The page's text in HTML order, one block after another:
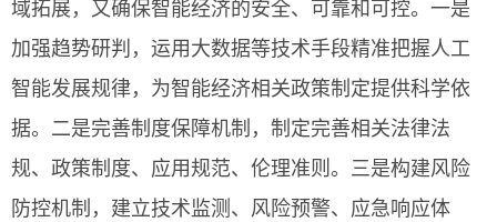
域拓展，又确保智能经济的安全、可靠和可控。一是
加强趋势研判，运用大数据等技术手段精准把握人工
智能发展规律，为智能经济相关政策制定提供科学依
据。二是完善制度保障机制，制定完善相关法律法
规、政策制度、应用规范、伦理准则。三是构建风险
防控机制，建立技术监测、风险预警、应急响应体